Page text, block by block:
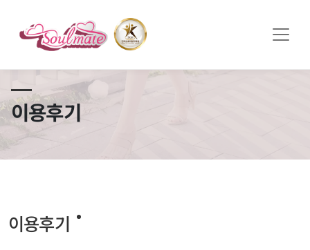
이용후기
이용후기
쏠메이트×토모토모 프로모션 영상 full버전 보러가기